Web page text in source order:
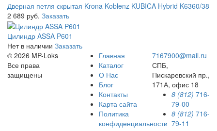
Дверная петля скрытая Krona Koblenz KUBICA Hybrid K6360/38
2 689 руб. Заказать
Цилиндр ASSA P601
Нет в наличии Заказать
© 2026 MP-Loks
Все права
защищены
Главная
Каталог
О Нас
Блог
Контакты
Карта сайта
Политика
конфиденциальности
7167900@mail.ru
СПБ,
Пискаревский пр.,
171А, офис 18
8 (812) 716-
79-00
8 (812) 716-
79-11